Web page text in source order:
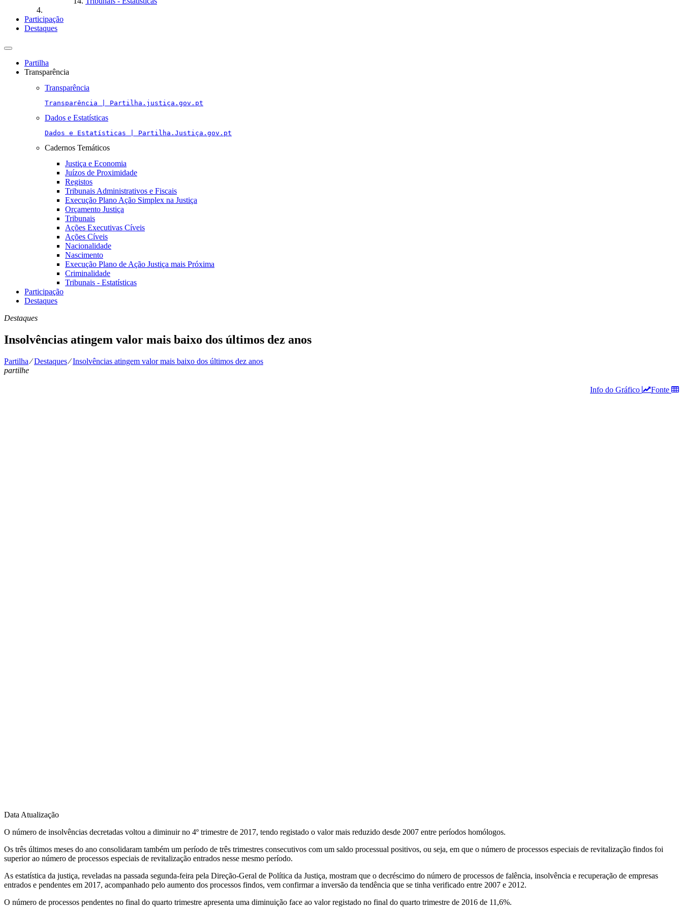
Participação
Destaques
Toggle
navigationPartilha
Transparência
Transparência
Transparência | Partilha.justiça.gov.pt
Dados e Estatísticas
Dados e Estatísticas | Partilha.Justiça.gov.pt
Cadernos Temáticos
Justiça e Economia
Juízos de Proximidade
Registos
Tribunais Administrativos e Fiscais
Execução Plano Ação Simplex na Justiça
Orçamento Justiça
Tribunais
Ações Executivas Cíveis
Ações Cíveis
Nacionalidade
Nascimento
Execução Plano de Ação Justiça mais Próxima
Criminalidade
Tribunais - Estatísticas
Participação
Destaques
Destaques
Insolvências atingem valor mais baixo dos últimos dez anos
Partilha⁄Destaques⁄Insolvências atingem valor mais baixo dos últimos dez anos
partilhe
Fonte
Info do Gráfico
Data Atualização
O número de insolvências decretadas voltou a diminuir no 4º trimestre de 2017, tendo registado o valor mais reduzido desde 2007 entre períodos homólogos.
Os três últimos meses do ano consolidaram também um período de três trimestres consecutivos com um saldo processual positivos, ou seja, em que o número de processos especiais de revitalização findos foi
superior ao número de processos especiais de revitalização entrados nesse mesmo período.
As estatística da justiça, reveladas na passada segunda-feira pela Direção-Geral de Política da Justiça, mostram que o decréscimo do número de processos de falência, insolvência e recuperação de empresas
entrados e pendentes em 2017, acompanhado pelo aumento dos processos findos, vem confirmar a inversão da tendência que se tinha verificado entre 2007 e 2012.
O número de processos pendentes no final do quarto trimestre apresenta uma diminuição face ao valor registado no final do quarto trimestre de 2016 de 11,6%.